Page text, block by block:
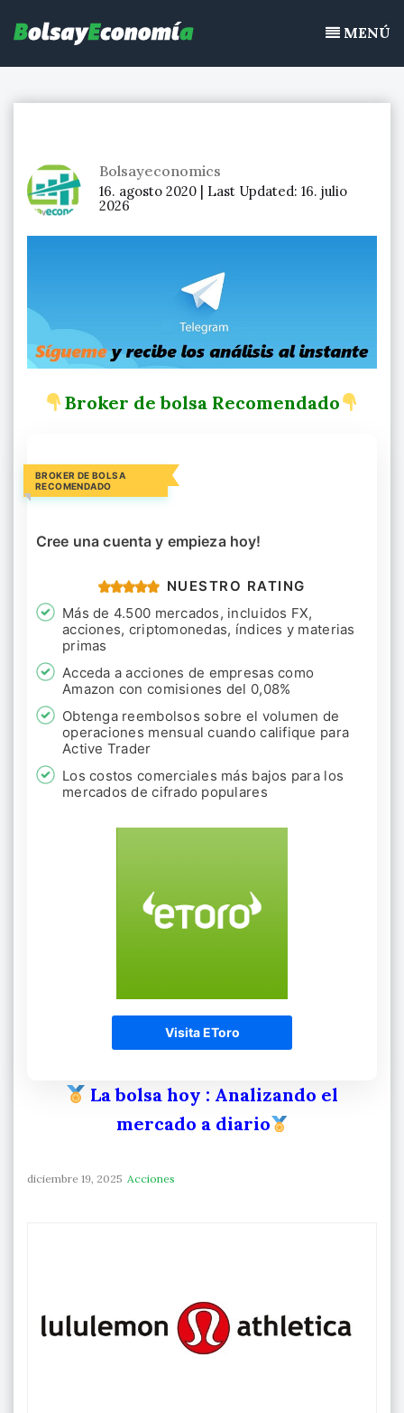
continuo, acciones de bolsa
contenidoMENÚ
Bolsayeconomics
16. agosto 2020 | Last Updated: 16. julio
2026
Broker de bolsa Recomendado
BROKER DE BOLSA
RECOMENDADO
Cree una cuenta y empieza hoy!
NUESTRO RATING
Más de 4.500 mercados, incluidos FX,
acciones, criptomonedas, índices y materias
primas
Acceda a acciones de empresas como
Amazon con comisiones del 0,08%
Obtenga reembolsos sobre el volumen de
operaciones mensual cuando califique para
Active Trader
Los costos comerciales más bajos para los
mercados de cifrado populares
Visita EToro
La bolsa hoy : Analizando el
mercado a diario
diciembre 19, 2025 Acciones